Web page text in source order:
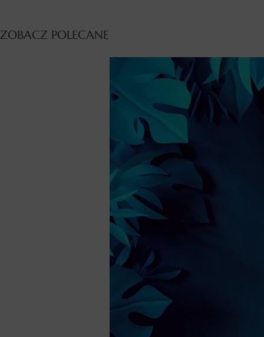
ZOBACZ POLECANE